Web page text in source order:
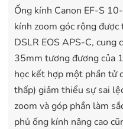
Ống kính Canon EF-S
kính zoom góc rộng
DSLR EOS APS-C, cung
35mm tương đương của
học kết hợp một phần tử
thấp) giảm thiểu sự sai
zoom và góp phần làm
phủ ống kính nâng cao